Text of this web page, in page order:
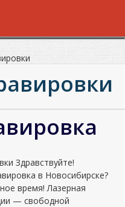
Здравствуйте!
в Новосибирске?
время! Лазерная
— свободной